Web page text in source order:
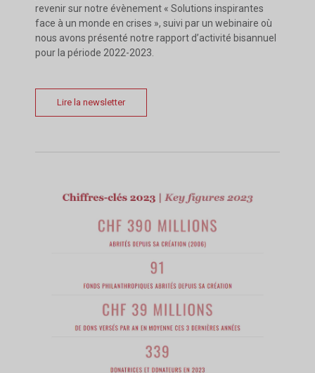
revenir sur notre évènement « Solutions inspirantes
face à un monde en crises », suivi par un webinaire où
nous avons présenté notre rapport d’activité bisannuel
pour la période 2022-2023.
Lire la newsletter